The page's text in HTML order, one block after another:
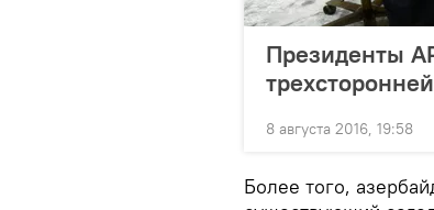
Президенты
8 августа 2016, 19:58
Более того,